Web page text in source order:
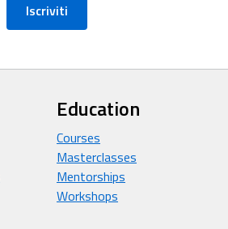
Iscriviti
Education
Courses
Masterclasses
Mentorships
Workshops